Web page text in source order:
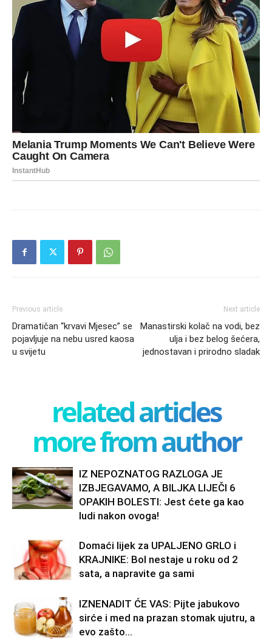
Previous article
Dramatičan “krvavi Mjesec” se
pojavljuje na nebu usred kaosa
u svijetu
Next article
Manastirski kolač na vodi, bez
ulja i bez belog šećera,
jednostavan i prirodno sladak
related articles
more from author
IZ NEPOZNATOG RAZLOGA JE
IZBJEGAVAMO, A BILJKA LIJEČI 6
OPAKIH BOLESTI: Jest ćete ga kao
ludi nakon ovoga!
Domaći lijek za UPALJENO GRLO i
KRAJNIKE: Bol nestaje u roku od 2
sata, a napravite ga sami
IZNENADIT ĆE VAS: Pijte jabukovo
sirće i med na prazan stomak ujutru, a
evo zašto…